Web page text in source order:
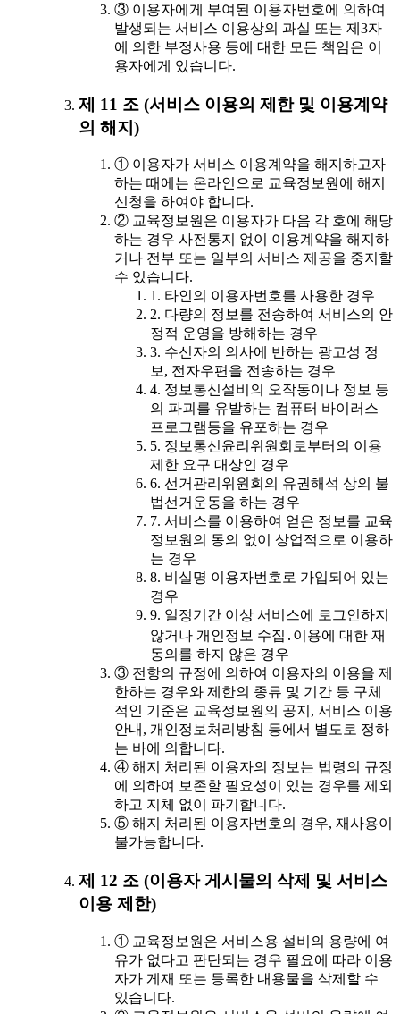
③ 이용자에게 부여된 이용자번호에 의하여
발생되는 서비스 이용상의 과실 또는 제3자
에 의한 부정사용 등에 대한 모든 책임은 이
용자에게 있습니다.
제 11 조 (서비스 이용의 제한 및 이용계약
의 해지)
① 이용자가 서비스 이용계약을 해지하고자
하는 때에는 온라인으로 교육정보원에 해지
신청을 하여야 합니다.
② 교육정보원은 이용자가 다음 각 호에 해당
하는 경우 사전통지 없이 이용계약을 해지하
거나 전부 또는 일부의 서비스 제공을 중지할
수 있습니다.
1. 타인의 이용자번호를 사용한 경우
2. 다량의 정보를 전송하여 서비스의 안
정적 운영을 방해하는 경우
3. 수신자의 의사에 반하는 광고성 정
보, 전자우편을 전송하는 경우
4. 정보통신설비의 오작동이나 정보 등
의 파괴를 유발하는 컴퓨터 바이러스
프로그램등을 유포하는 경우
5. 정보통신윤리위원회로부터의 이용
제한 요구 대상인 경우
6. 선거관리위원회의 유권해석 상의 불
법선거운동을 하는 경우
7. 서비스를 이용하여 얻은 정보를 교육
정보원의 동의 없이 상업적으로 이용하
는 경우
8. 비실명 이용자번호로 가입되어 있는
경우
9. 일정기간 이상 서비스에 로그인하지
않거나 개인정보 수집․이용에 대한 재
동의를 하지 않은 경우
③ 전항의 규정에 의하여 이용자의 이용을 제
한하는 경우와 제한의 종류 및 기간 등 구체
적인 기준은 교육정보원의 공지, 서비스 이용
안내, 개인정보처리방침 등에서 별도로 정하
는 바에 의합니다.
④ 해지 처리된 이용자의 정보는 법령의 규정
에 의하여 보존할 필요성이 있는 경우를 제외
하고 지체 없이 파기합니다.
⑤ 해지 처리된 이용자번호의 경우, 재사용이
불가능합니다.
제 12 조 (이용자 게시물의 삭제 및 서비스
이용 제한)
① 교육정보원은 서비스용 설비의 용량에 여
유가 없다고 판단되는 경우 필요에 따라 이용
자가 게재 또는 등록한 내용물을 삭제할 수
있습니다.